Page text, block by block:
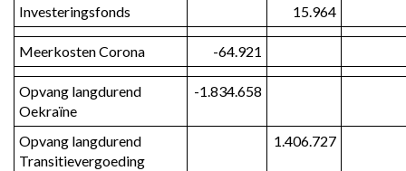
Investeringsfonds
15.964
Meerkosten Corona -64.921
Opvang langdurend
Oekraïne
-1.834.658
Opvang langdurend
Transitievergoeding
1.406.727